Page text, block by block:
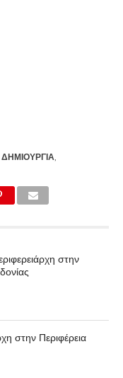
,
στην
στην Περιφέρεια